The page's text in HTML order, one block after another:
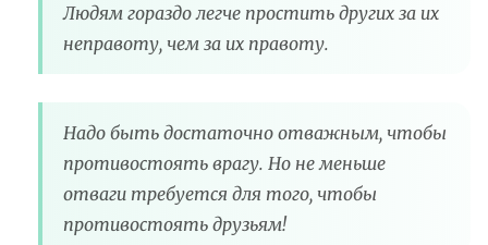
Людям гораздо легче простить других за их
неправоту, чем за их правоту.
Надо быть достаточно отважным, чтобы
противостоять врагу. Но не меньше
отваги требуется для того, чтобы
противостоять друзьям!